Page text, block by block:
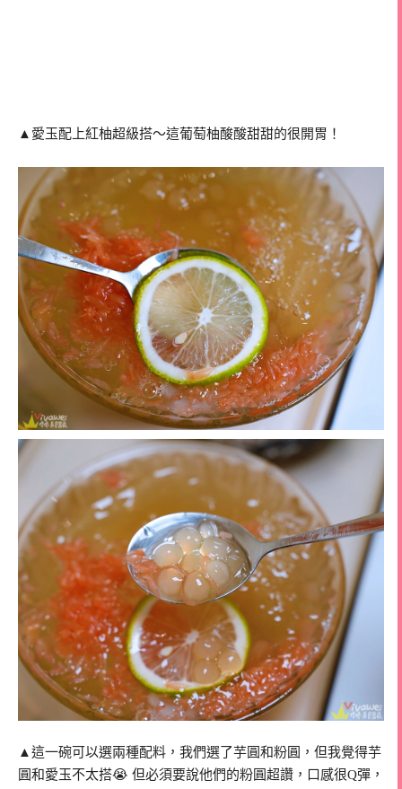
▲愛玉配上紅柚超級搭～這葡萄柚酸酸甜甜的很開胃！
▲這一碗可以選兩種配料，我們選了芋圓和粉圓，但我覺得芋
圓和愛玉不太搭😭 但必須要說他們的粉圓超讚，口感很Q彈，